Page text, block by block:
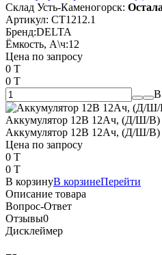
Склад Усть-Каменогорск:
Артикул: СТ1212.1
Бренд:DELTA
Ёмкость, А\ч:12
Цена по запросу
0 T
0 T
В
Аккумулятор 12В 12Ач, (Д/Ш/В)
Аккумулятор 12В 12Ач, (Д/Ш/В)
Цена по запросу
0 T
0 T
В корзинуВ корзинеПерейти
Описание товара
Вопрос-Ответ
Отзывы0
Дисклеймер